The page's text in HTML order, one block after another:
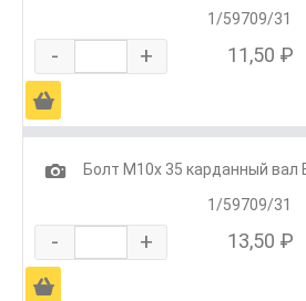
1/59709/31
- + 11,50 ₽
Ä
1
Болт М10х 35 карданный вал
1/59709/31
- + 13,50 ₽
Ä